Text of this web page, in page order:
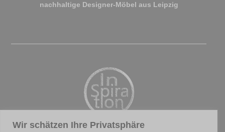
Wir schätzen Ihre Privatsphäre
nachhaltige Designer-Möbel aus Leipzig